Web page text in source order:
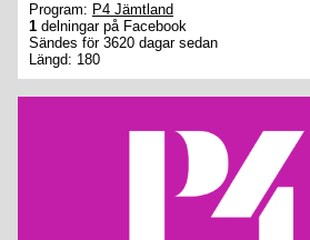
Program: P4 Jämtland
1 delningar på Facebook
Sändes för 3620 dagar sedan
Längd: 180